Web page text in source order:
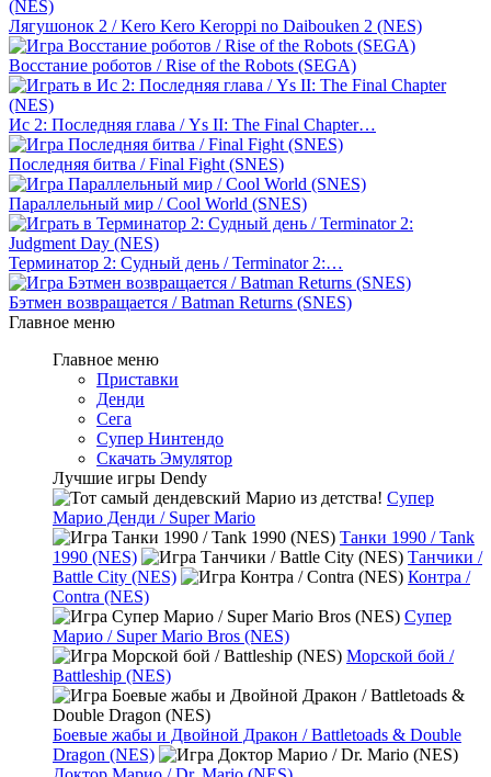
Лягушонок 2 / Kero Kero Keroppi no Daibouken 2 (NES)
Восстание роботов / Rise of the Robots (SEGA)
Ис 2: Последняя глава / Ys II: The Final Chapter…
Последняя битва / Final Fight (SNES)
Параллельный мир / Cool World (SNES)
Терминатор 2: Судный день / Terminator 2:…
Бэтмен возвращается / Batman Returns (SNES)
Главное меню
Главное меню
Приставки
Денди
Сега
Супер Нинтендо
Скачать Эмулятор
Лучшие игры Dendy
Супер
Марио Денди / Super Mario
Танки 1990 / Tank
1990 (NES)
Танчики /
Battle City (NES)
Контра /
Contra (NES)
Супер
Марио / Super Mario Bros (NES)
Морской бой /
Battleship (NES)
Боевые жабы и Двойной Дракон / Battletoads & Double
Dragon (NES)